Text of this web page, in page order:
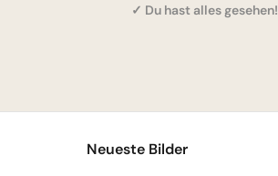
✓ Du hast alles gesehen!
Neueste Bilder